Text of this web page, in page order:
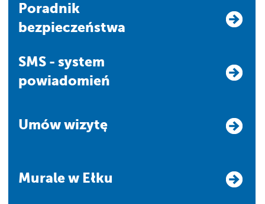
Poradnik
bezpieczeństwa
SMS - system
powiadomień
Umów wizytę
Murale w Ełku